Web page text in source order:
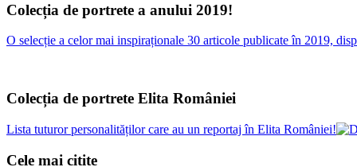
Colecția de portrete a anului 2019!
O selecție a celor mai inspiraționale 30 articole publicate în 2019,
Colecția de portrete Elita României
Lista tuturor personalităților care au un reportaj în Elita României!
Cele mai citite